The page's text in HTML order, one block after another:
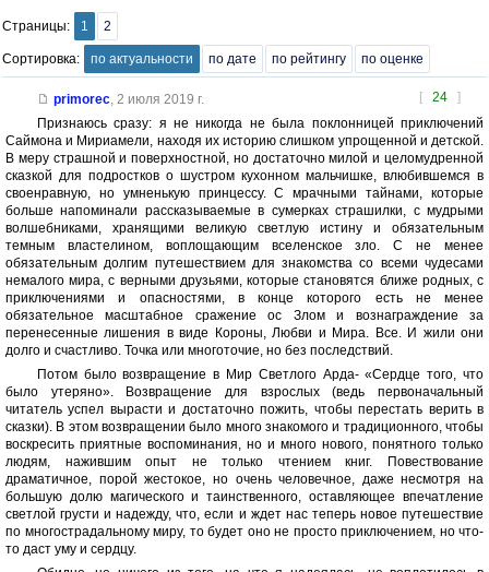
Страницы: 1 2
Сортировка: по актуальности по дате по рейтингу по оценке
[ 24 ]
primorec, 2 июля 2019 г.
Признаюсь сразу: я не никогда не была поклонницей приключений
Саймона и Мириамели, находя их историю слишком упрощенной и детской.
В меру страшной и поверхностной, но достаточно милой и целомудренной
сказкой для подростков о шустром кухонном мальчишке, влюбившемся в
своенравную, но умненькую принцессу. С мрачными тайнами, которые
больше напоминали рассказываемые в сумерках страшилки, с мудрыми
волшебниками, хранящими великую светлую истину и обязательным
темным властелином, воплощающим вселенское зло. С не менее
обязательным долгим путешествием для знакомства со всеми чудесами
немалого мира, с верными друзьями, которые становятся ближе родных, с
приключениями и опасностями, в конце которого есть не менее
обязательное масштабное сражение ос Злом и вознаграждение за
перенесенные лишения в виде Короны, Любви и Мира. Все. И жили они
долго и счастливо. Точка или многоточие, но без последствий.
Потом было возвращение в Мир Светлого Арда- «Сердце того, что
было утеряно». Возвращение для взрослых (ведь первоначальный
читатель успел вырасти и достаточно пожить, чтобы перестать верить в
сказки). В этом возвращении было много знакомого и традиционного, чтобы
воскресить приятные воспоминания, но и много нового, понятного только
людям, нажившим опыт не только чтением книг. Повествование
драматичное, порой жестокое, но очень человечное, даже несмотря на
большую долю магического и таинственного, оставляющее впечатление
светлой грусти и надежду, что, если и ждет нас теперь новое путешествие
по многострадальному миру, то будет оно не просто приключением, но что-
то даст уму и сердцу.